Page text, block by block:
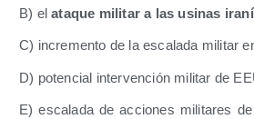
B) elata­que mili­tar a las usi­nas
C) incre­men­to de la esca­la­da mili­tar
D) poten­cial inter­ven­ción mili­tar de
E) esca­la­da de accio­nes mili­ta­res